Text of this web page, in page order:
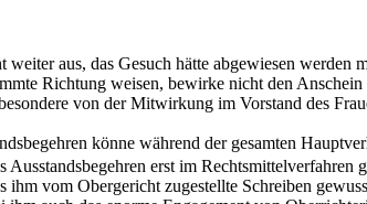
aus, das Gesuch hätte abgewiesen
Richtung weisen, bewirke nicht den
von der Mitwirkung im Vorstand des
könne während der gesamten
erst im Rechtsmittelverfahren
vom Obergericht zugestellte Schreiben